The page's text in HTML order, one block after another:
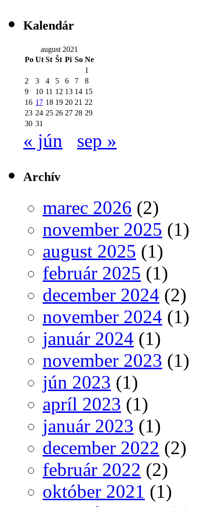
Kalendár
august 2021
Po Ut St Št Pi So Ne
1
2
3 4 5 6 7
8
9
10 11 12 13 14 15
16 17 18 19 20 21 22
23 24 25 26 27 28 29
30 31
« jún sep »
Archív
marec 2026 (2)
november 2025 (1)
august 2025 (1)
február 2025 (1)
december 2024 (2)
november 2024 (1)
január 2024 (1)
november 2023 (1)
jún 2023 (1)
apríl 2023 (1)
január 2023 (1)
december 2022 (2)
február 2022 (2)
október 2021 (1)